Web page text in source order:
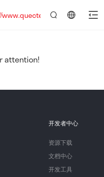
attention!
开发者中心
资源下载
文档中心
开发工具